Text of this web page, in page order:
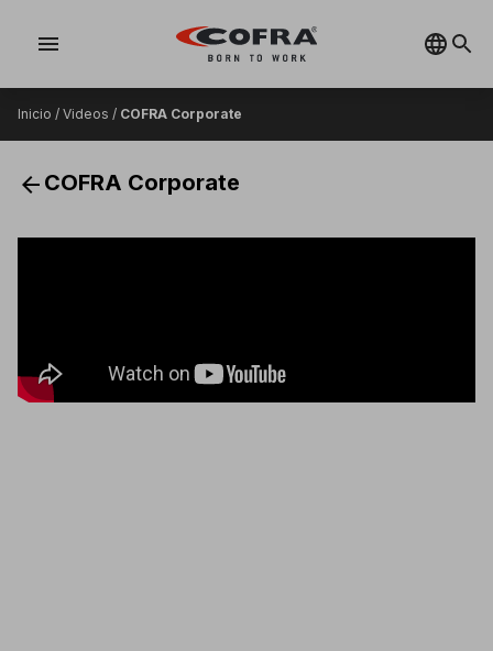
menu
Inicio / Videos / COFRA Corporate
arrow_back COFRA Corporate